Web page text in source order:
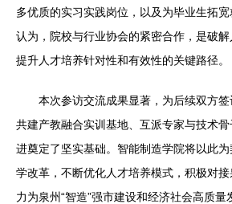
多优质的实习实践岗位，以及为毕业生拓
认为，院校与行业协会的紧密合作，是破解
提升人才培养针对性和有效性的关键路径。
本次参访交流成果显著，为后续双方签
共建产教融合实训基地、互派专家与技术
进奠定了坚实基础。智能制造学院将以此
学改革，不断优化人才培养模式，积极对
力为泉州“智造”强市建设和经济社会高质量